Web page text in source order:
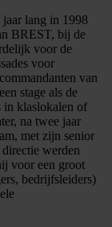
lang in 1998
BREST, bij de
voor de
voor
van
stage als de
in klaslokalen of
na twee jaar
met zijn senior
werden
voor een groot
bedrijfsleiders)